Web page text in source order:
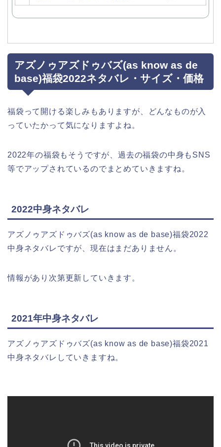
アズノゥアズドゥバズ(as know as de
base)福袋2022ネタバレ・サイズ・価格
福袋って開ける楽しみもありますが、どんなものが入
っていたかって気になりますよね。
2022年の福袋もそうですが、過去の福袋の中身もSNS
等でアップされているのでまとめていきますね。
2022中身ネタバレ
アズノゥアズドゥバズ(as know as de base)福袋2022
中身ネタバレですが、現在はまだありません。
情報があり次第更新していきます。
2021年中身ネタバレ
アズノゥアズドゥバズ(as know as de base)福袋2021
中身ネタバレしていきますね。